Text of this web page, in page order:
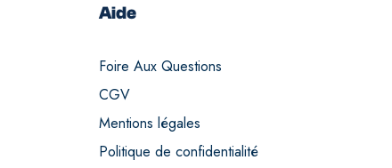
Aide
Foire Aux Questions
CGV
Mentions légales
Politique de confidentialité